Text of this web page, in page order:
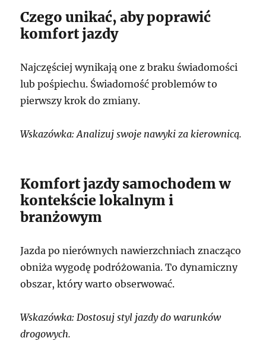
Czego unikać, aby poprawić
komfort jazdy
Najczęściej wynikają one z braku świadomości
lub pośpiechu. Świadomość problemów to
pierwszy krok do zmiany.
Wskazówka: Analizuj swoje nawyki za kierownicą.
Komfort jazdy samochodem w
kontekście lokalnym i
branżowym
Jazda po nierównych nawierzchniach znacząco
obniża wygodę podróżowania. To dynamiczny
obszar, który warto obserwować.
Wskazówka: Dostosuj styl jazdy do warunków
drogowych.